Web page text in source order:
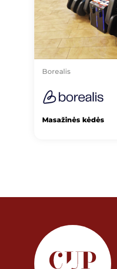
Borealis
Masažinės kėdės